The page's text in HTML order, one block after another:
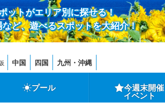
ットがエリア別に探せる！
ど、遊べるスポットを大紹介！
中国 四国 九州・沖縄
プール 今週末開催
イベント